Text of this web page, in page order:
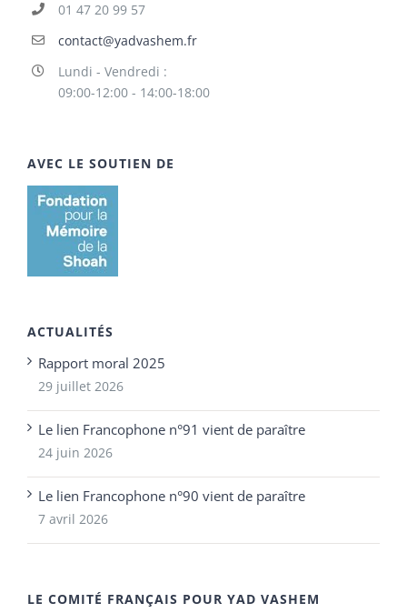
01 47 20 99 57
contact@yadvashem.fr
Lundi - Vendredi :
09:00-12:00 - 14:00-18:00
AVEC LE SOUTIEN DE
ACTUALITÉS
Rapport moral 2025
29 juillet 2026
Le lien Francophone n°91 vient de paraître
24 juin 2026
Le lien Francophone n°90 vient de paraître
7 avril 2026
LE COMITÉ FRANÇAIS POUR YAD VASHEM